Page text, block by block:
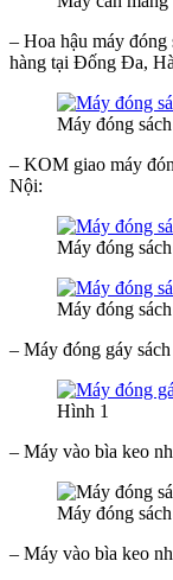
– Hoa hậu máy đóng
hàng tại Đống Đa,
Máy đóng
– KOM giao máy
Nội:
Máy đóng
Máy đóng
– Máy đóng gáy
Hình 1
– Máy vào bìa keo
Máy đóng
– Máy vào bìa keo